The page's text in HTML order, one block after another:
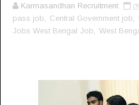
Karmasandhan Recruitment
pass job
Central Government job
Jobs West Bengal Job
West